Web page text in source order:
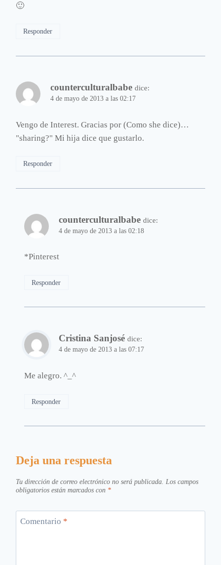
🙂
Responder
counterculturalbabe dice:
4 de mayo de 2013 a las 02:17
Vengo de Interest. Gracias por (Como she dice)…
"sharing?" Mi hija dice que gustarlo.
Responder
counterculturalbabe dice:
4 de mayo de 2013 a las 02:18
*Pinterest
Responder
Cristina Sanjosé dice:
4 de mayo de 2013 a las 07:17
Me alegro. ^_^
Responder
Deja una respuesta
Tu dirección de correo electrónico no será publicada. Los campos
obligatorios están marcados con *
Comentario *